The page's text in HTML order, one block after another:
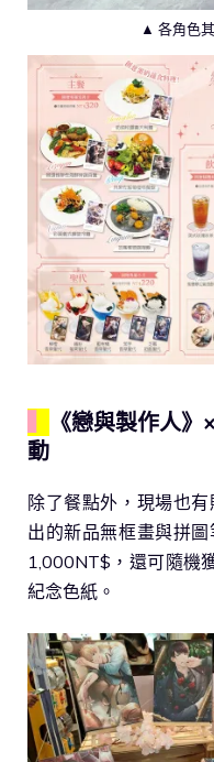
▲ 各角色
《戀與製作人
動
除了餐點外，現場也
出的新品無框畫與拼
1,000NT$，還可隨機
紀念色紙。